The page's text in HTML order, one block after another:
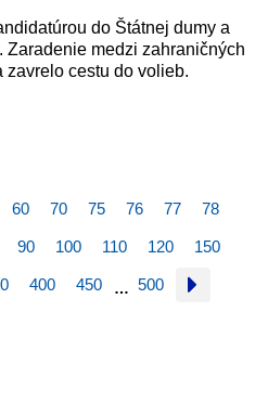
do Štátnej dumy a
Zaradenie medzi zahraničných
cestu do volieb.
60 70 75 76 77 78
90 100 110 120 150
400 450 … 500